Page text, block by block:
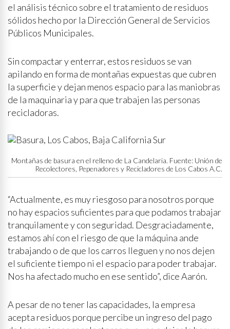
el análisis técnico sobre el tratamiento de residuos
sólidos hecho por la Dirección General de Servicios
Públicos Municipales.
Sin compactar y enterrar, estos residuos se van
apilando en forma de montañas expuestas que cubren
la superficie y dejan menos espacio para las maniobras
de la maquinaria y para que trabajen las personas
recicladoras.
Montañas de basura en el relleno de La Candelaria. Fuente: Unión de
Recolectores, Pepenadores y Recicladores de Los Cabos A.C.
“Actualmente, es muy riesgoso para nosotros porque
no hay espacios suficientes para que podamos trabajar
tranquilamente y con seguridad. Desgraciadamente,
estamos ahí con el riesgo de que la máquina ande
trabajando o de que los carros lleguen y no nos dejen
el suficiente tiempo ni el espacio para poder trabajar.
Nos ha afectado mucho en ese sentido”, dice Aarón.
A pesar de no tener las capacidades, la empresa
acepta residuos porque percibe un ingreso del pago